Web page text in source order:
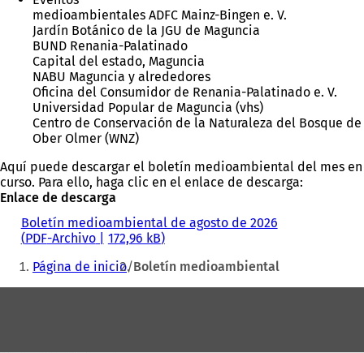
medioambientales ADFC Mainz-Bingen e. V.
Jardín Botánico de la JGU de Maguncia
BUND Renania-Palatinado
Capital del estado, Maguncia
NABU Maguncia y alrededores
Oficina del Consumidor de Renania-Palatinado e. V.
Universidad Popular de Maguncia (vhs)
Centro de Conservación de la Naturaleza del Bosque de
Ober Olmer (WNZ)
Aquí puede descargar el boletín medioambiental del mes en
curso. Para ello, haga clic en el enlace de descarga:
Enlace de descarga
Boletín medioambiental de agosto de 2026
PDF-Archivo 172,96 kB
Estás
aquí:
Página de inicio Boletín medioambiental